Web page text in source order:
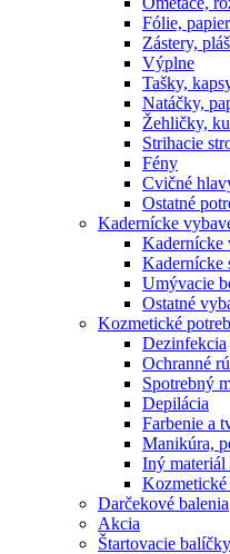
Fólie,
Zástery,
Výplne
Tašky,
Natáčky,
Žehličky,
Strihacie
Fény
Cvičné
Ostatné
Kadernícke
Kadernícke
Kadernícke
Umývacie
Ostatné
Kozmetické
Dezinfekcia
Ochranné
Spotrebný
Depilácia
Farbenie a
Manikúra,
Iný materiál
Darčekové balenia
Akcia
Štartovacie balíčky